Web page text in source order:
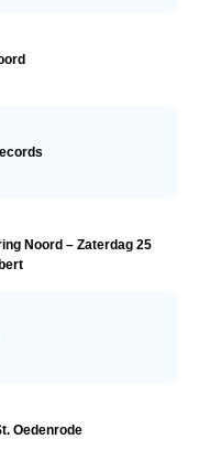
Noord – Zaterdag 25
Oedenrode